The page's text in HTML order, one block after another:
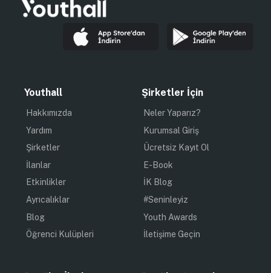
Youthall
Hakkımızda
Yardım
Şirketler
İlanlar
Etkinlikler
Ayrıcalıklar
Blog
Öğrenci Kulüpleri
Şirketler İçin
Neler Yaparız?
Kurumsal Giriş
Ücretsiz Kayıt Ol
E-Book
İK Blog
#Seninleyiz
Youth Awards
İletişime Geçin